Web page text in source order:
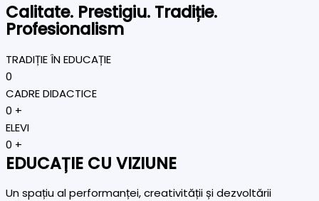
Calitate. Prestigiu. Tradiție.
Profesionalism
TRADIȚIE ÎN EDUCAȚIE
0
CADRE DIDACTICE
0 +
ELEVI
0 +
EDUCAȚIE CU VIZIUNE
Un spațiu al performanței, creativității și dezvoltării